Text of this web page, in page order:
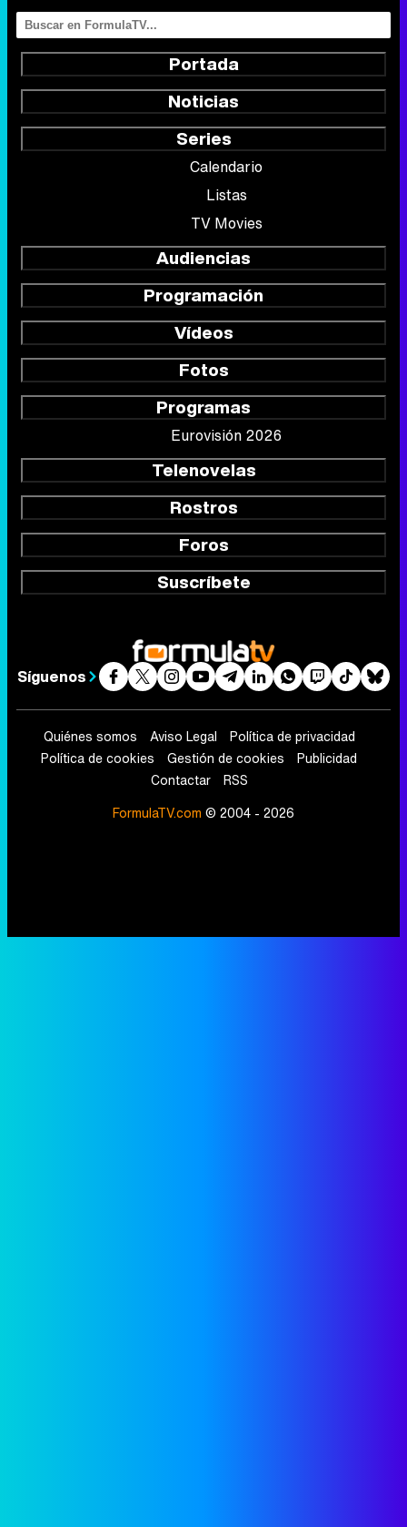
Portada
Noticias
Series
Calendario
Listas
TV Movies
Audiencias
Programación
Vídeos
Fotos
Programas
Eurovisión 2026
Telenovelas
Rostros
Foros
Suscríbete
Síguenos
Quiénes somos Aviso Legal
Política de privacidad
Política de cookies
Gestión de cookies
Publicidad
Contactar
RSS
FormulaTV.com © 2004 - 2026